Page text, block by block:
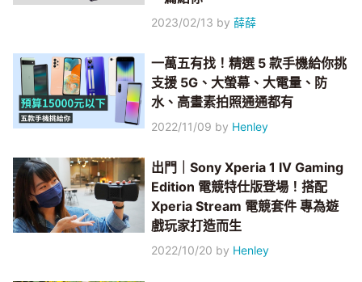
2023/02/13 by薛薛
一萬五有找！精選 5 款手機給你挑
支援 5G、大螢幕、大電量、防
水、高畫素拍照通通都有
2022/11/09 by Henley
出門｜Sony Xperia 1 IV Gaming
Edition 電競特仕版登場！搭配
Xperia Stream 電競套件 專為遊
戲玩家打造而生
2022/10/20 by Henley